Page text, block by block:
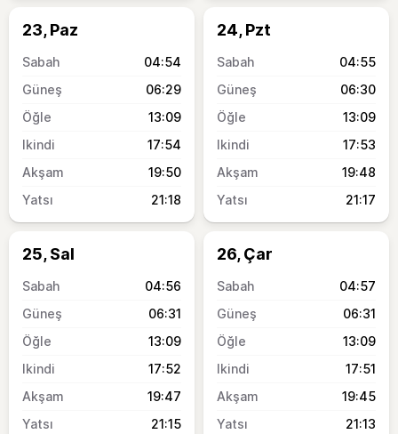
23, Paz
04:54
06:29
13:09
17:54
19:50
21:18
24, Pzt
04:55
06:30
13:09
17:53
19:48
21:17
25, Sal
04:56
06:31
13:09
17:52
19:47
21:15
26, Çar
04:57
06:31
13:09
17:51
19:45
21:13